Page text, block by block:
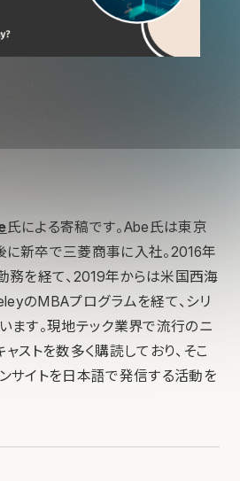
氏による寄稿です。Abe氏は東京
新卒で三菱商事に入社。2016年
務を経て、2019年からは米国西海
のMBAプログラムを経て、シリ
ます。現地テック業界で流行のニ
ストを数多く購読しており、そこ
サイトを日本語で発信する活動を